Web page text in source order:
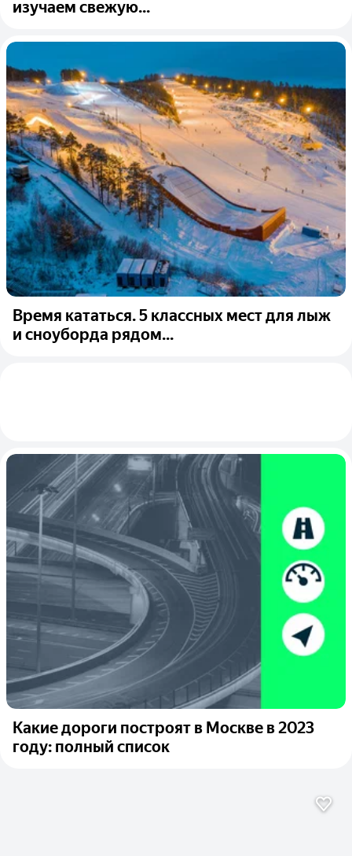
изучаем свежую...
Время кататься. 5 классных мест для лыж
и сноуборда рядом...
Какие дороги построят в Москве в 2023
году: полный список